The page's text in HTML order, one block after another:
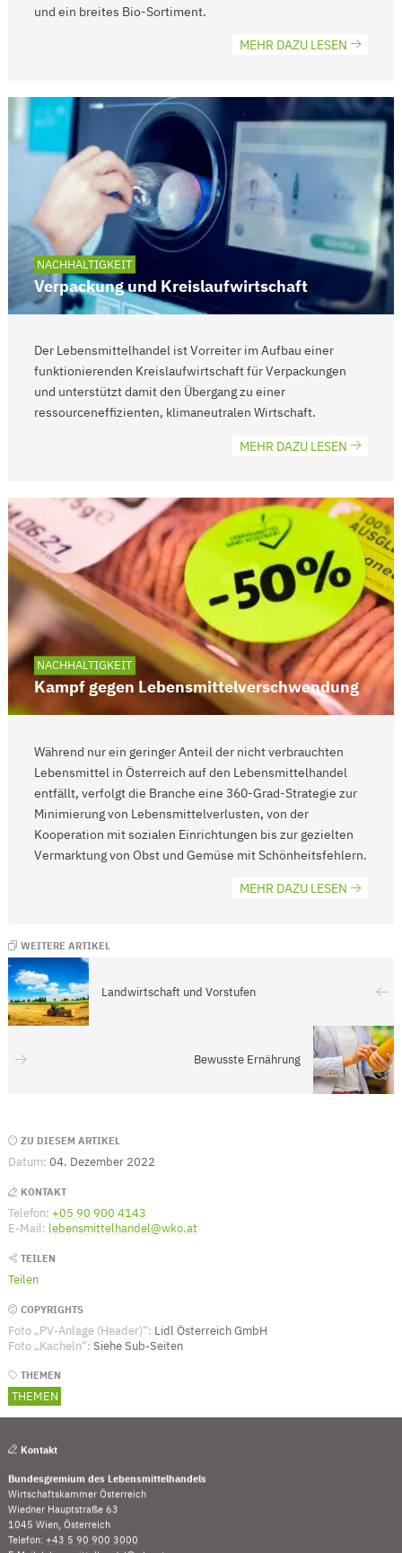
und ein breites Bio-Sortiment.
MEHR DAZU LESEN
NACHHALTIGKEIT
Verpackung und Kreislaufwirtschaft
Der Lebensmittelhandel ist Vorreiter im Aufbau einer
funktionierenden Kreislaufwirtschaft für Verpackungen
und unterstützt damit den Übergang zu einer
ressourceneffizienten, klimaneutralen Wirtschaft.
MEHR DAZU LESEN
NACHHALTIGKEIT
Kampf gegen Lebensmittel­verschwendung
Während nur ein geringer Anteil der nicht verbrauchten
Lebensmittel in Österreich auf den Lebensmittelhandel
entfällt, verfolgt die Branche eine 360-Grad-Strategie zur
Minimierung von Lebensmittelverlusten, von der
Kooperation mit sozialen Einrichtungen bis zur gezielten
Vermarktung von Obst und Gemüse mit Schönheitsfehlern.
MEHR DAZU LESEN
WEITERE ARTIKEL
Landwirtschaft und Vorstufen
Bewusste Ernährung
Seitenleiste
ZU DIESEM ARTIKEL
Datum: 04. Dezember 2022
KONTAKT
Telefon: +05 90 900 4143
E-Mail: lebensmittelhandel@wko.at
TEILEN
Teilen
COPYRIGHTS
Foto „PV-Anlage (Header)“: Lidl Österreich GmbH
Foto „Kacheln“: Siehe Sub-Seiten
THEMEN
THEMEN
Kontakt
Bundesgremium des Lebensmittelhandels
Wirtschaftskammer Österreich
Wiedner Hauptstraße 63
1045 Wien, Österreich
Telefon: +43 5 90 900 3000